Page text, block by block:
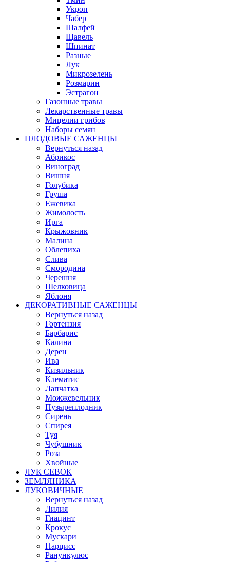
Укроп
Чабер
Шалфей
Щавель
Шпинат
Разные
Лук
Микрозелень
Розмарин
Эстрагон
Газонные травы
Лекарственные травы
Мицелии грибов
Наборы семян
ПЛОДОВЫЕ САЖЕНЦЫ
Вернуться назад
Абрикос
Виноград
Вишня
Голубика
Груша
Ежевика
Жимолость
Ирга
Крыжовник
Малина
Облепиха
Слива
Смородина
Черешня
Шелковица
Яблоня
ДЕКОРАТИВНЫЕ САЖЕНЦЫ
Вернуться назад
Гортензия
Барбарис
Калина
Дерен
Ива
Кизильник
Клематис
Лапчатка
Можжевельник
Пузыреплодник
Сирень
Спирея
Туя
Чубушник
Роза
Хвойные
ЛУК СЕВОК
ЗЕМЛЯНИКА
ЛУКОВИЧНЫЕ
Вернуться назад
Лилия
Гиацинт
Крокус
Мускари
Нарцисс
Ранункулюс